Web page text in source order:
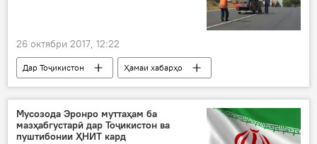
26 октябри 2017, 12:22
Дар Тоҷикистон
Ҳамаи хабарҳо
Эмомалӣ Раҳмон
роҳ таҷдид
Мусозода Эронро муттаҳам ба
мазҳабгустарӣ дар Тоҷикистон ва
пуштибонии ҲНИТ кард